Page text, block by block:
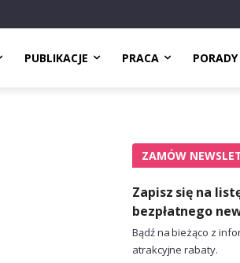
PUBLIKACJE PRACA PORADY
ZAMÓW
Zapisz się na
bezpłatnego
Bądź na bieżąco z
atrakcyjne rabaty.